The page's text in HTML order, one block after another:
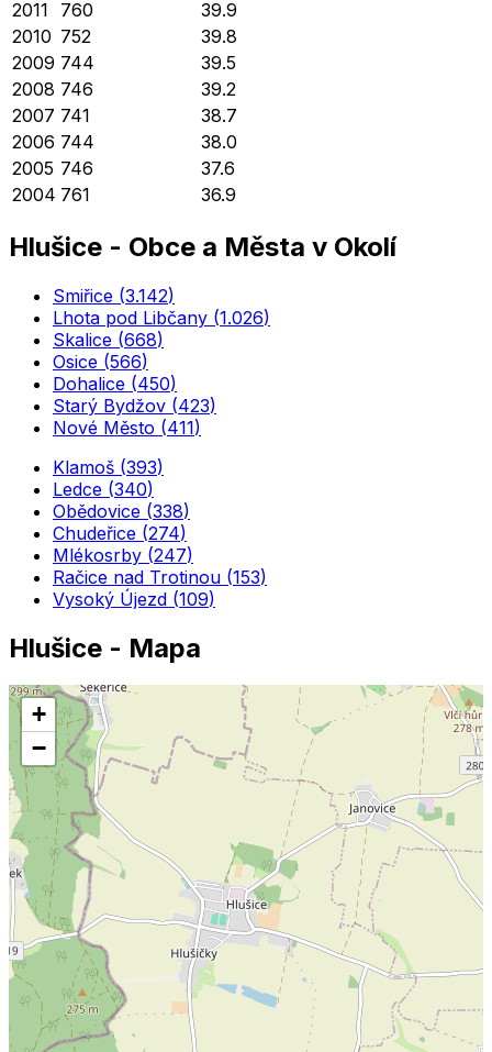
2011 760
39.9
2010 752
39.8
2009 744
39.5
2008 746
39.2
2007 741
38.7
2006 744
38.0
2005 746
37.6
2004 761 36.9
Hlušice - Obce a Města v Okolí
Smiřice (3.142)
Lhota pod Libčany (1.026)
Skalice (668)
Osice (566)
Dohalice (450)
Starý Bydžov (423)
Nové Město (411)
Klamoš (393)
Ledce (340)
Obědovice (338)
Chudeřice (274)
Mlékosrby (247)
Račice nad Trotinou (153)
Vysoký Újezd (109)
Hlušice - Mapa
+
−